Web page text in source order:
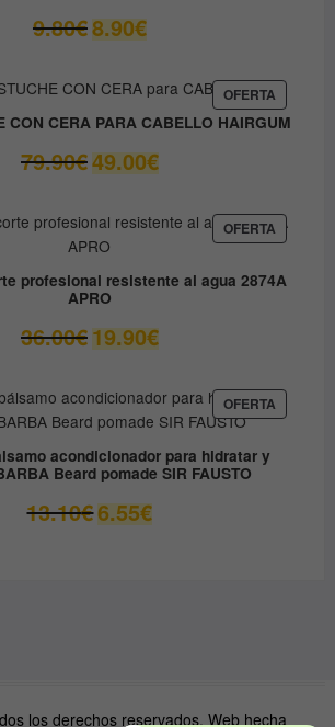
9.80€ El
precio
era:
9.80€.
8.90€El
precio
es:
8.90€.
OFERTA
EN
OFERTA
CON CERA PARA CABELLO HAIRGUM
79.90€ El
precio
era:
79.90€.
49.00€El
precio
es:
OFERTA
EN
profesional resistente al agua 2874A
APRO
36.00€ El
precio
era:
36.00€.
19.90€El
precio
es:
19.90€.
OFERTA
EN
acondicionador para hidratar y
Beard pomade SIR FAUSTO
13.10€El
precio
6.55€El
precio
los derechos reservados. Web hecha